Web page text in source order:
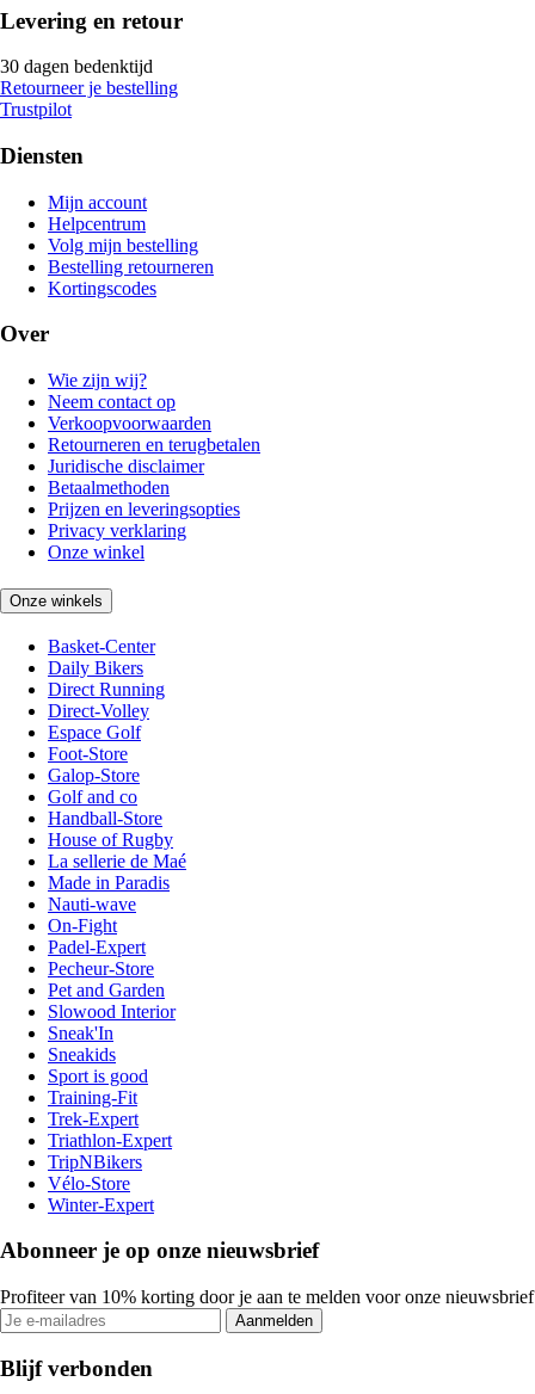
Levering en retour
30 dagen bedenktijd
Retourneer je bestelling
Trustpilot
Diensten
Mijn account
Helpcentrum
Volg mijn bestelling
Bestelling retourneren
Kortingscodes
Over
Wie zijn wij?
Neem contact op
Verkoopvoorwaarden
Retourneren en terugbetalen
Juridische disclaimer
Betaalmethoden
Prijzen en leveringsopties
Privacy verklaring
Onze winkel
Onze winkels
Basket-Center
Daily Bikers
Direct Running
Direct-Volley
Espace Golf
Foot-Store
Galop-Store
Golf and co
Handball-Store
House of Rugby
La sellerie de Maé
Made in Paradis
Nauti-wave
On-Fight
Padel-Expert
Pecheur-Store
Pet and Garden
Slowood Interior
Sneak'In
Sneakids
Sport is good
Training-Fit
Trek-Expert
Triathlon-Expert
TripNBikers
Vélo-Store
Winter-Expert
Abonneer je op onze nieuwsbrief
Profiteer van 10% korting door je aan te melden voor onze nieuwsbrief
Aanmelden
Blijf verbonden